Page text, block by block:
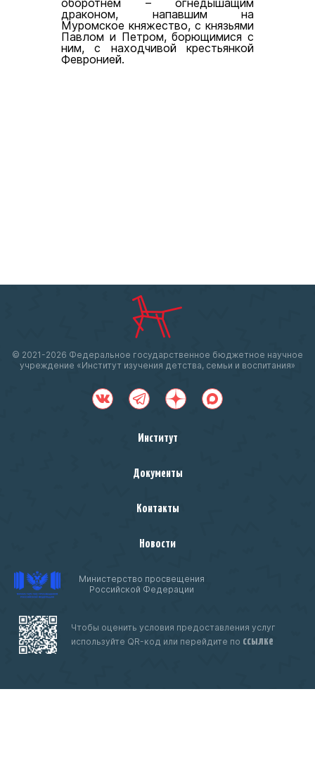
драконом, напавшим на
Муромское княжество, с князьями
Павлом и Петром, борющимися с
ним, с находчивой крестьянкой
Февронией.
© 2021-2026 Федеральное государственное бюджетное научное
учреждение «Институт изучения детства, семьи и воспитания»
Институт
Документы
Контакты
Новости
Министерство просвещения
Российской Федерации
Чтобы оценить условия предоставления услуг
используйте QR-код или перейдите по ссылке